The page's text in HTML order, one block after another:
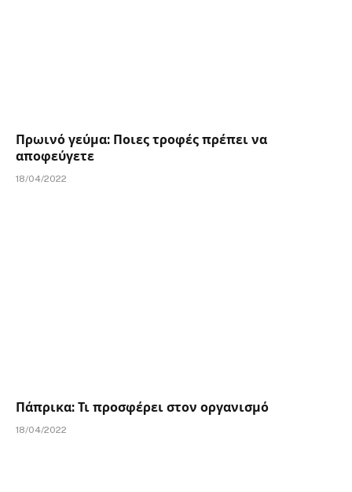
Πρωινό γεύμα: Ποιες τροφές πρέπει να
αποφεύγετε
18/04/2022
Πάπρικα: Τι προσφέρει στον οργανισμό
18/04/2022